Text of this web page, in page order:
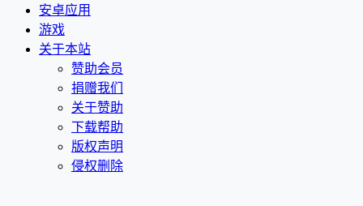
安卓应用
游戏
关于本站
赞助会员
捐赠我们
关于赞助
下载帮助
版权声明
侵权删除